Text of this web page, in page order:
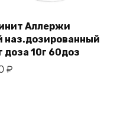
Аллержи
наз.дозированный
доза 10г 60доз
₽